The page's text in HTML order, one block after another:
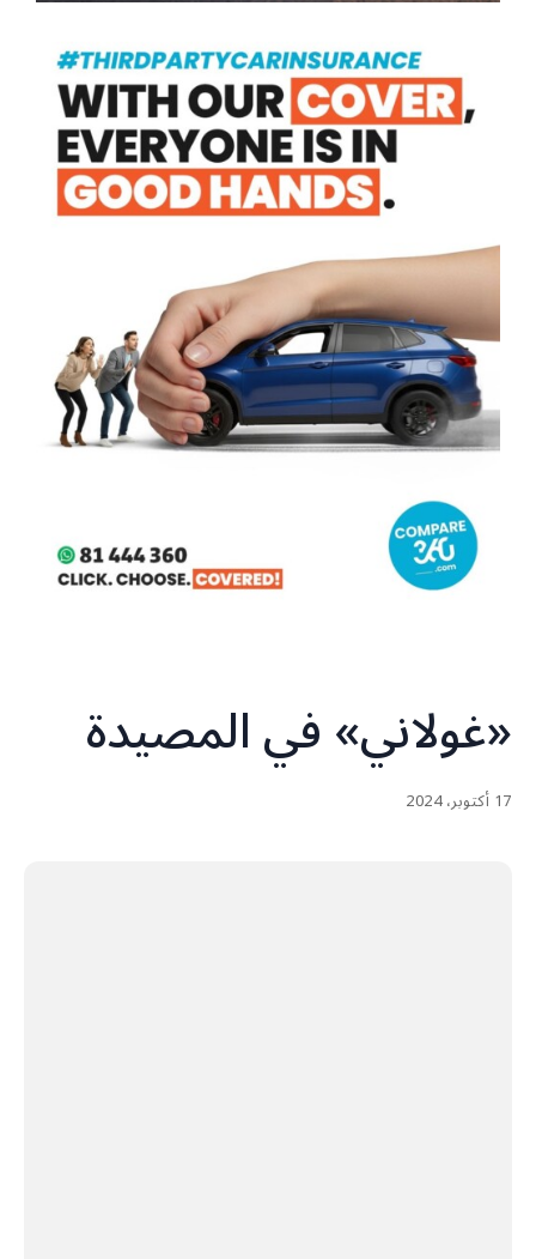
«غولاني» في المصيدة
17 أكتوبر، 2024